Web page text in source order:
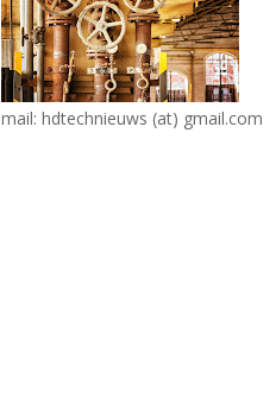
mail: hdtechnieuws (at) gmail.com